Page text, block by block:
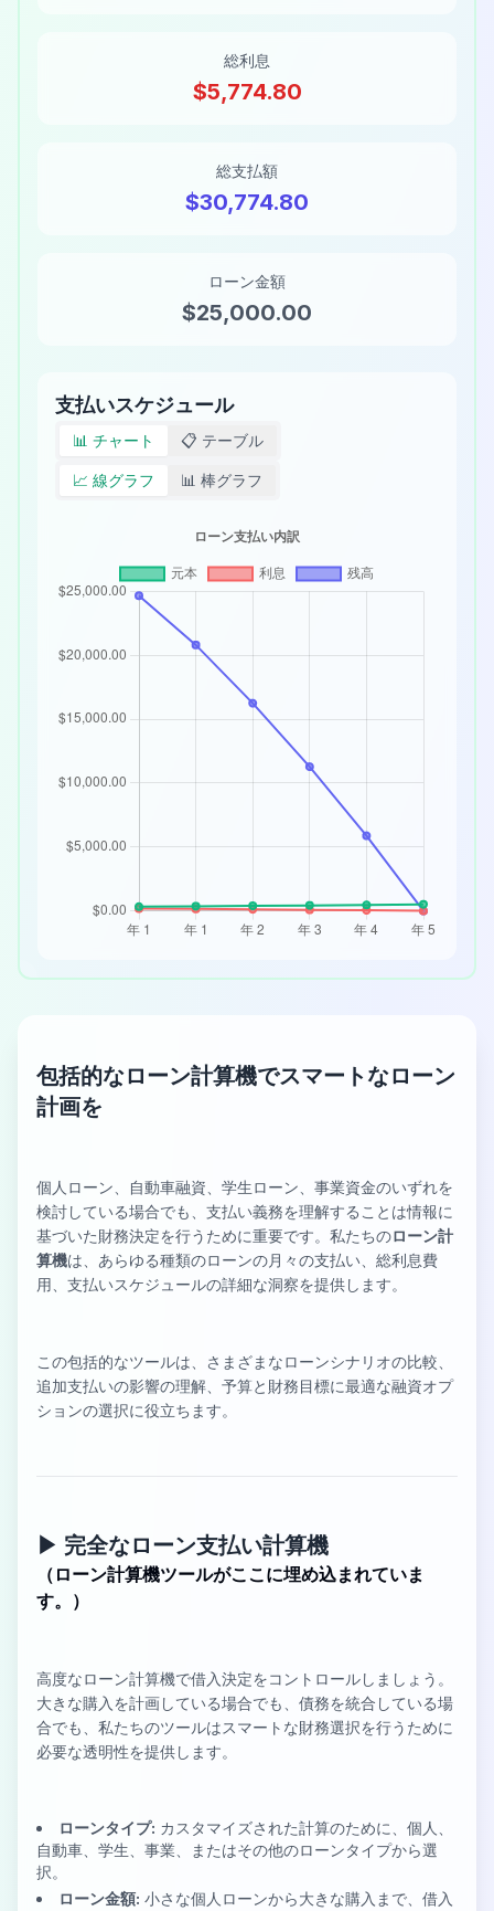
総利息
$5,774.80
総支払額
$30,774.80
ローン金額
$25,000.00
支払いスケジュール
📊 チャート 📋 テーブル
📈 線グラフ 📊 棒グラフ
包括的なローン計算機でスマートなローン
計画を
個人ローン、自動車融資、学生ローン、事業資金のいずれを
検討している場合でも、支払い義務を理解することは情報に
基づいた財務決定を行うために重要です。私たちのローン計
算機は、あらゆる種類のローンの月々の支払い、総利息費
用、支払いスケジュールの詳細な洞察を提供します。
この包括的なツールは、さまざまなローンシナリオの比較、
追加支払いの影響の理解、予算と財務目標に最適な融資オプ
ションの選択に役立ちます。
▶︎ 完全なローン支払い計算機
（ローン計算機ツールがここに埋め込まれていま
す。）
高度なローン計算機で借入決定をコントロールしましょう。
大きな購入を計画している場合でも、債務を統合している場
合でも、私たちのツールはスマートな財務選択を行うために
必要な透明性を提供します。
ローンタイプ: カスタマイズされた計算のために、個人、
自動車、学生、事業、またはその他のローンタイプから選
択。
ローン金額: 小さな個人ローンから大きな購入まで、借入